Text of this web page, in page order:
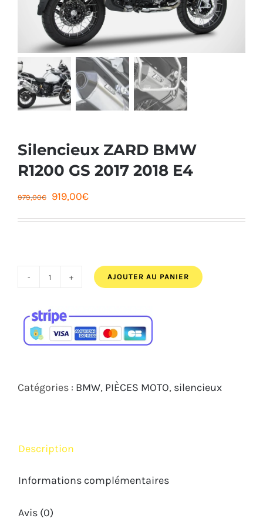
Silencieux ZARD BMW
R1200 GS 2017 2018 E4
979,00 €
Le
919,00€Le
919,00€.
quantité
Silencieux
ZARD
E4
AJOUTER AU PANIER
Catégories : BMW PIÈCES MOTO silencieux
Description
Informations complémentaires
Avis (0)